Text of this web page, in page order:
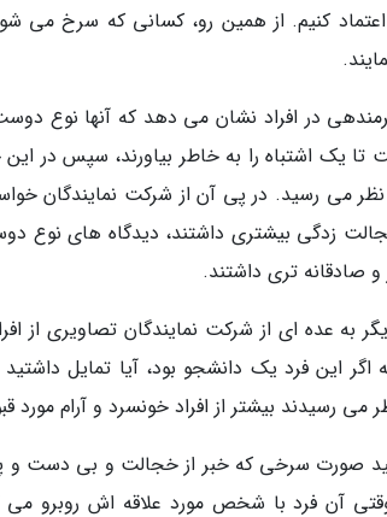
کنیم. از همین رو، کسانی که سرخ می
در افراد نشان می دهد که آنها نوع
تا یک اشتباه را به خاطر بیاورند، سپس در این
می رسید. در پی آن از شرکت نمایندگان
زدگی بیشتری داشتند، دیدگاه های نوع
و صادقانه تری داشتند.
به عده ای از شرکت نمایندگان تصاویری از
اگر این فرد یک دانشجو بود، آیا تمایل
رسیدند بیشتر از افراد خونسرد و آرام مورد
صورت سرخی که خبر از خجالت و بی دست و
آن فرد با شخص مورد علاقه اش روبرو می